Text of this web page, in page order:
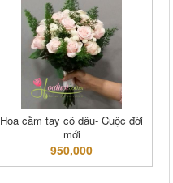
Hoa cầm tay cô dâu- Cuộc đời
mới
950,000